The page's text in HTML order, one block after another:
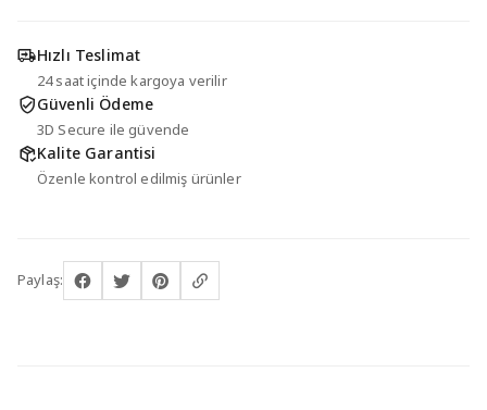
Hızlı Teslimat
24 saat içinde kargoya verilir
Güvenli Ödeme
3D Secure ile güvende
Kalite Garantisi
Özenle kontrol edilmiş ürünler
Paylaş: